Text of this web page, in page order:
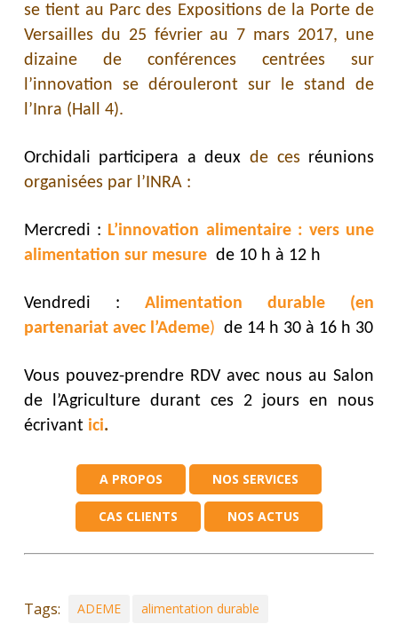
se tient au Parc des Expositions de la Porte de
Versailles du 25 février au 7 mars 2017, une
dizaine de conférences centrées sur
l’innovation se dérouleront sur le stand de
l’Inra (Hall 4).
Orchidali participera a deuxde ces réunions
organisées par l’INRA :
Mercredi : L’innovation alimentaire : vers une
alimentation sur mesure de 10 h à 12 h
Vendredi : Alimentation durable (en
partenariat avec l’Ademe) de 14 h 30 à 16 h 30
Vous pouvez-prendre RDV avec nous au Salon
de l’Agriculture durant ces 2 jours en nous
écrivant ici.
A PROPOS NOS SERVICES
CAS CLIENTS NOS ACTUS
Tags: ADEME
alimentation durable